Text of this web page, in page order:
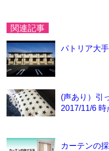
関連記事
パトリア大
(声あり）引
2017/11/6 時
カーテンの